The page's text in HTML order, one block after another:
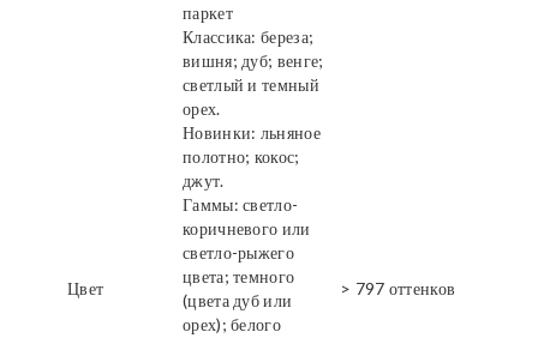
паркет
Цвет
Классика: береза;
вишня; дуб; венге;
светлый и темный
орех.
Новинки: льняное
полотно; кокос;
джут.
Гаммы: светло-
коричневого или
светло-рыжего
цвета; темного
(цвета дуб или
орех); белого
> 797 оттенков